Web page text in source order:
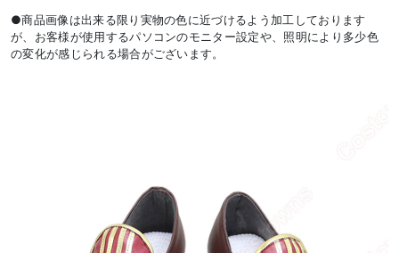
●商品画像は出来る限り実物の色に近づけるよう加工しております
が、お客様が使用するパソコンのモニター設定や、照明により多少色
の変化が感じられる場合がございます。